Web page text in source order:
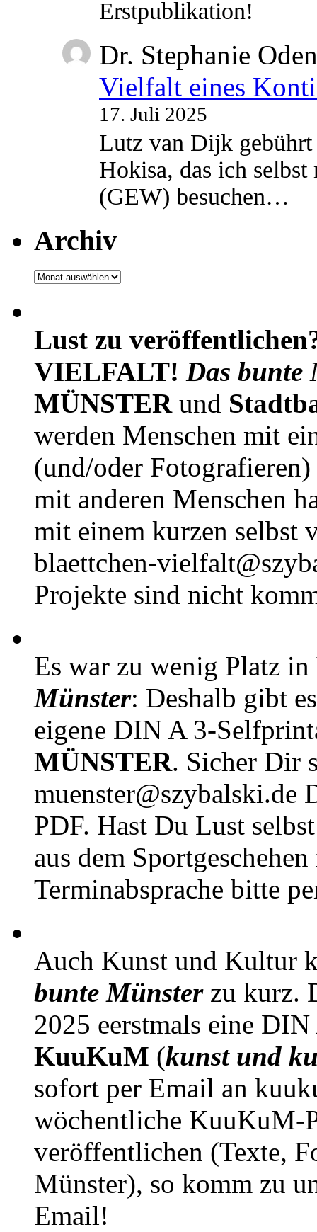
Erstpublikation!
Dr. Stephanie
Vielfalt eines
17. Juli 2025
Lutz van Dijk
Hokisa, das ich
(GEW) besuchen…
Archiv
Archiv
Lust zu
VIELFALT! Das bunte
MÜNSTERund
werden Menschen mit
(und/oder
mit anderen Menschen
mit einem kurzen selbst
blaettchen-
Projekte sind nicht
Es war zu wenig Platz in
Münster: Deshalb gibt
eigene DIN A 3-
MÜNSTER. Sicher Dir
muenster@szybalski.de
PDF. Hast Du Lust
aus dem
Terminabsprache bitte
Auch Kunst und Kultur
bunte Münsterzu kurz.
2025 eerstmals eine
KuuKuM (kunst und
sofort per Email an
wöchentliche KuuKuM-
veröffentlichen (Texte,
Münster), so komm zu
Email!